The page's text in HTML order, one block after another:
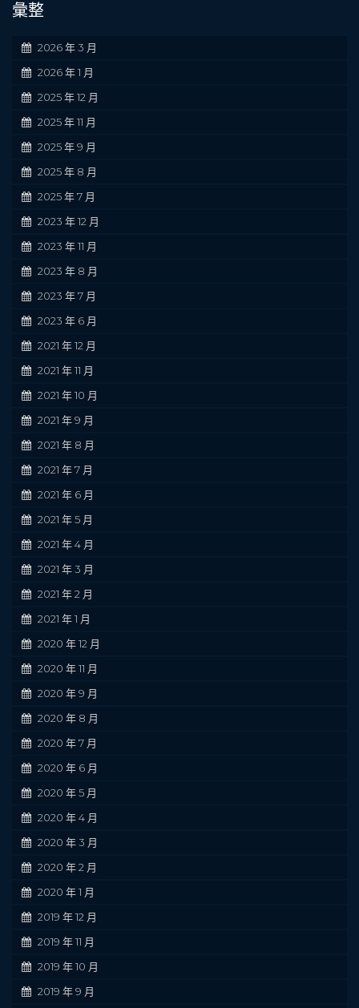
彙整
2026 年 3 月
2026 年 1 月
2025 年 12 月
2025 年 11 月
2025 年 9 月
2025 年 8 月
2025 年 7 月
2023 年 12 月
2023 年 11 月
2023 年 8 月
2023 年 7 月
2023 年 6 月
2021 年 12 月
2021 年 11 月
2021 年 10 月
2021 年 9 月
2021 年 8 月
2021 年 7 月
2021 年 6 月
2021 年 5 月
2021 年 4 月
2021 年 3 月
2021 年 2 月
2021 年 1 月
2020 年 12 月
2020 年 11 月
2020 年 9 月
2020 年 8 月
2020 年 7 月
2020 年 6 月
2020 年 5 月
2020 年 4 月
2020 年 3 月
2020 年 2 月
2020 年 1 月
2019 年 12 月
2019 年 11 月
2019 年 10 月
2019 年 9 月